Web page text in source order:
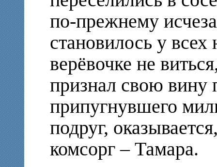
по-прежнему
становилось у
верёвочке не
признал свою вину
припугнувшего
подруг,
комсорг – Тамара.